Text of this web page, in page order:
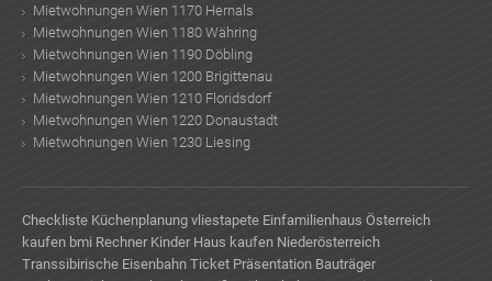
Mietwohnungen Wien 1170 Hernals
Mietwohnungen Wien 1180 Währing
Mietwohnungen Wien 1190 Döbling
Mietwohnungen Wien 1200 Brigittenau
Mietwohnungen Wien 1210 Floridsdorf
Mietwohnungen Wien 1220 Donaustadt
Mietwohnungen Wien 1230 Liesing
Checkliste Küchenplanung vliestapete Einfamilienhaus Österreich
kaufen bmi Rechner Kinder Haus kaufen Niederösterreich
Transsibirische Eisenbahn Ticket Präsentation Bauträger